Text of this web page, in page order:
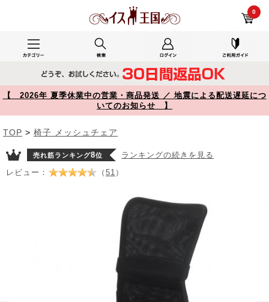
0
【 2026年 夏季休業中の営業・商品発送 ／ 地震による配送遅延につ
いてのお知らせ 】
TOP > 椅子 メッシュチェア
売れ筋ランキング8位
ランキングの続きを見る
レビュー：
（ 51 ）